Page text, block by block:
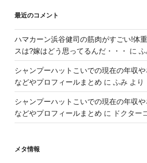
最近のコメント
ハマカーン浜谷健司の筋肉がすごい!体
スは?嫁はどう思ってるんだ・・・
に
シャンプーハットこいでの現在の年収
などやプロフィールまとめ に ふみ より
シャンプーハットこいでの現在の年収
などやプロフィールまとめ に ドクター
メタ情報